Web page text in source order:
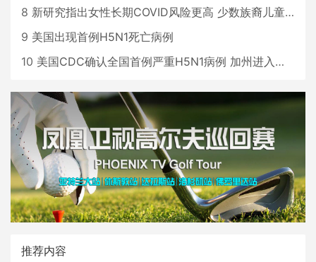
8 新研究指出女性长期COVID风险更高 少数族裔儿童存在差异
9 美国出现首例H5N1死亡病例
10 美国CDC确认全国首例严重H5N1病例 加州进入紧急状态
推荐内容